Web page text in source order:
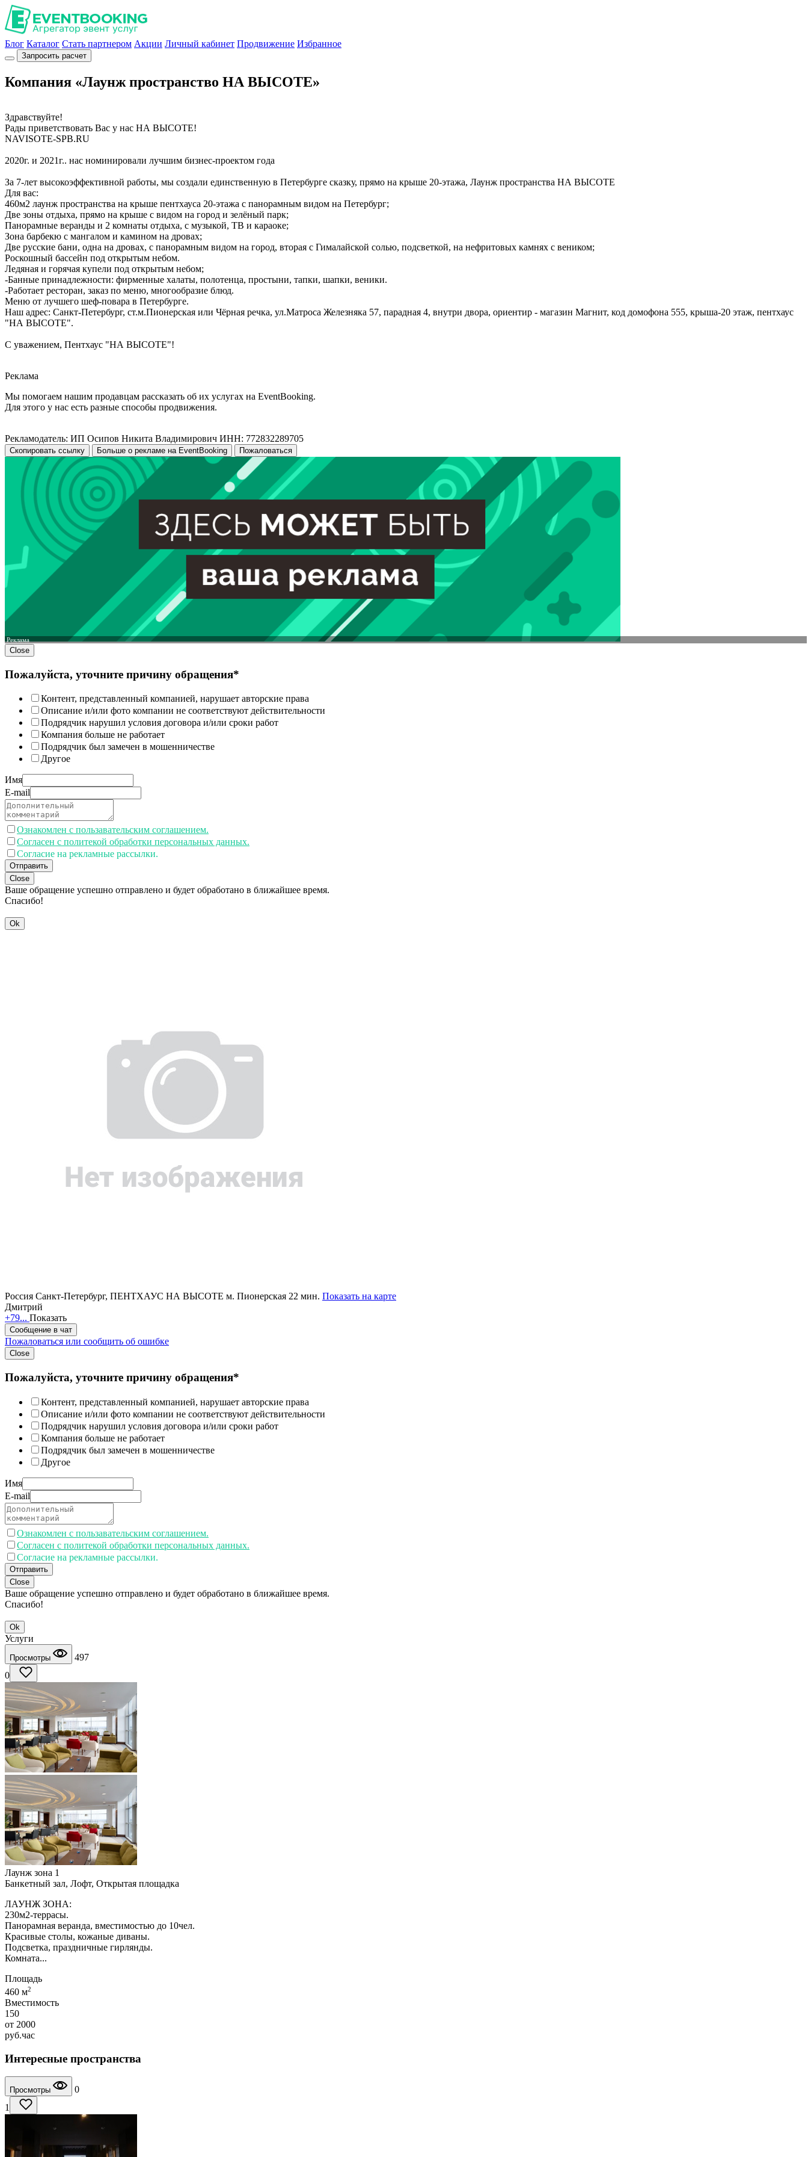
Блог Каталог Стать партнером Акции Личный кабинет Продвижение Избранное
Запросить расчет
Компания «Лаунж пространство НА ВЫСОТЕ»
Здравствуйте!
Рады приветствовать Вас у нас НА ВЫСОТЕ!
NAVISOTE-SPB.RU
2020г. и 2021г.. нас номинировали лучшим бизнес-проектом года
За 7-лет высокоэффективной работы, мы создали единственную в Петербурге сказку, прямо на крыше 20-этажа, Лаунж пространства НА ВЫСОТЕ
Для вас:
460м2 лаунж пространства на крыше пентхауса 20-этажа с панорамным видом на Петербург;
Две зоны отдыха, прямо на крыше с видом на город и зелёный парк;
Панорамные веранды и 2 комнаты отдыха, с музыкой, ТВ и караоке;
Зона барбекю с мангалом и камином на дровах;
Две русские бани, одна на дровах, с панорамным видом на город, вторая с Гималайской солью, подсветкой, на нефритовых камнях с веником;
Роскошный бассейн под открытым небом.
Ледяная и горячая купели под открытым небом;
-Банные принадлежности: фирменные халаты, полотенца, простыни, тапки, шапки, веники.
-Работает ресторан, заказ по меню, многообразие блюд.
Меню от лучшего шеф-повара в Петербурге.
Наш адрес: Санкт-Петербург, ст.м.Пионерская или Чёрная речка, ул.Матроса Железняка 57, парадная 4, внутри двора, ориентир - магазин Магнит, код домофона 555, крыша-20 этаж, пентхаус
"НА ВЫСОТЕ".
С уважением, Пентхаус "НА ВЫСОТЕ"!
Реклама
Мы помогаем нашим продавцам рассказать об их услугах на EventBooking.
Для этого у нас есть разные способы продвижения.
Рекламодатель: ИП Осипов Никита Владимирович ИНН: 772832289705
Скопировать ссылку Больше о рекламе на EventBooking Пожаловаться
Реклама
Close
Пожалуйста, уточните причину обращения*
Контент, представленный компанией, нарушает авторские права
Описание и/или фото компании не соответствуют действительности
Подрядчик нарушил условия договора и/или сроки работ
Компания больше не работает
Подрядчик был замечен в мошенничестве
Другое
Имя
E-mail
Ознакомлен с пользавательским соглашением.
Согласен с политекой обработки персональных данных.
Согласие на рекламные рассылки.
Отправить
Close
Ваше обращение успешно отправлено и будет обработано в ближайшее время.
Спасибо!
Ok
Россия Санкт-Петербург, ПЕНТХАУС НА ВЫСОТЕ м. Пионерская 22 мин. Показать на карте
Дмитрий
+79... Показать
Сообщение в чат
Пожаловаться или сообщить об ошибке
Close
Пожалуйста, уточните причину обращения*
Контент, представленный компанией, нарушает авторские права
Описание и/или фото компании не соответствуют действительности
Подрядчик нарушил условия договора и/или сроки работ
Компания больше не работает
Подрядчик был замечен в мошенничестве
Другое
Имя
E-mail
Ознакомлен с пользавательским соглашением.
Согласен с политекой обработки персональных данных.
Согласие на рекламные рассылки.
Отправить
Close
Ваше обращение успешно отправлено и будет обработано в ближайшее время.
Спасибо!
Ok
Услуги
Просмотры
497
0
Лаунж зона 1
Банкетный зал, Лофт, Открытая площадка
ЛАУНЖ ЗОНА:
230м2-террасы.
Панорамная веранда, вместимостью до 10чел.
Красивые столы, кожаные диваны.
Подсветка, праздничные гирлянды.
Комната...
Площадь
460 м2
Вместимость
150
от 2000
руб.час
Интересные пространства
Просмотры
0
1